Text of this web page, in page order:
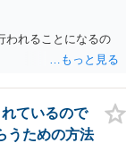
われることになるの
ているので
うための方法